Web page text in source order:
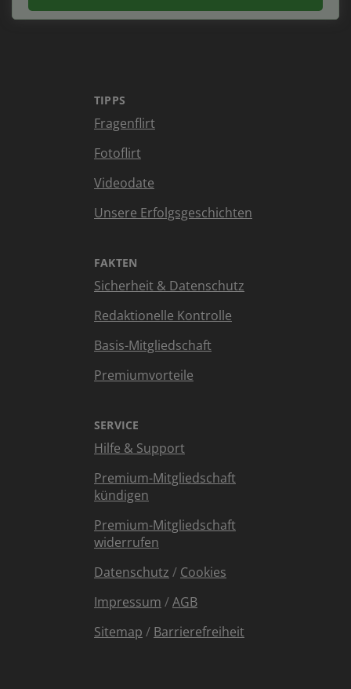
TIPPS
Fragenflirt
Fotoflirt
Videodate
Unsere Erfolgsgeschichten
FAKTEN
Sicherheit & Datenschutz
Redaktionelle Kontrolle
Basis-Mitgliedschaft
Premiumvorteile
SERVICE
Hilfe & Support
Premium-Mitgliedschaft
kündigen
Premium-Mitgliedschaft
widerrufen
Datenschutz / Cookies
Impressum /AGB
Sitemap / Barrierefreiheit